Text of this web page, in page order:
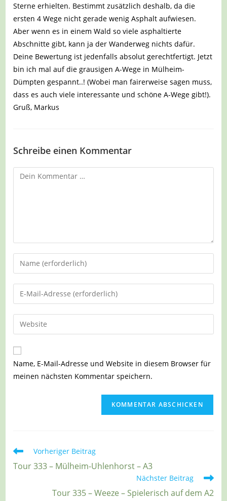
Sterne erhielten. Bestimmt zusätzlich deshalb, da die
ersten 4 Wege nicht gerade wenig Asphalt aufwiesen.
Aber wenn es in einem Wald so viele asphaltierte
Abschnitte gibt, kann ja der Wanderweg nichts dafür.
Deine Bewertung ist jedenfalls absolut gerechtfertigt. Jetzt
bin ich mal auf die grausigen A-Wege in Mülheim-
Dümpten gespannt..! (Wobei man fairerweise sagen muss,
dass es auch viele interessante und schöne A-Wege gibt!).
Gruß, Markus
Schreibe einen Kommentar
Kommentar
Gib
deinen
Namen
oder
zum
Kommentieren
ein
Gib
deine
E-
Mail-
zum
Kommentieren
ein
Gib
deine
Website-
URL
Name, E-Mail-Adresse und Website in diesem Browser für
meinen nächsten Kommentar speichern.
Weitere
ansehen
Vorheriger Beitrag
Tour 333 – Mülheim-Uhlenhorst – A3
Nächster Beitrag
Tour 335 – Weeze – Spielerisch auf dem A2